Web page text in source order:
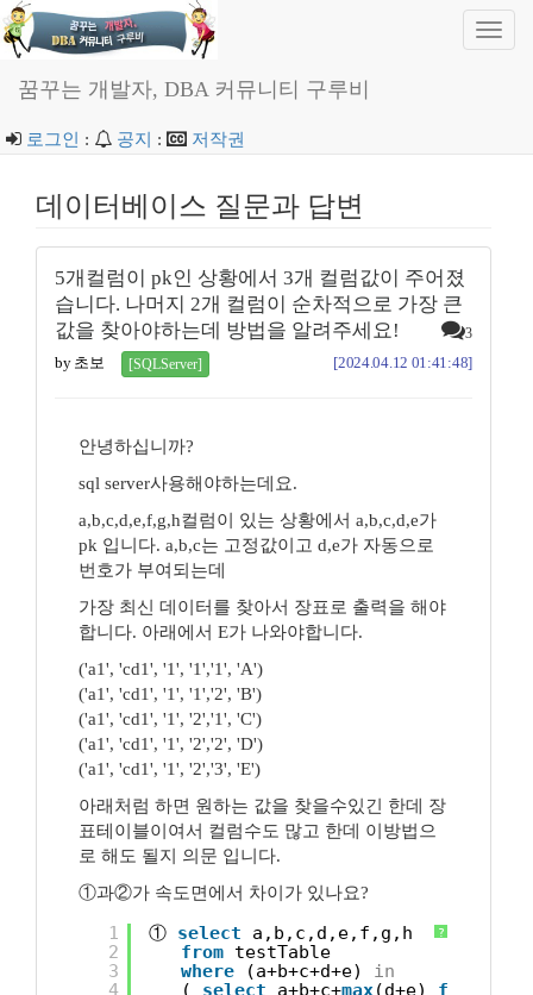
꿈꾸는 개발자, DBA 커뮤니티 구루비
로그인 : 공지 : 저작권
데이터베이스 질문과 답변
5개컬럼이 pk인 상황에서 3개 컬럼값이 주어졌
습니다. 나머지 2개 컬럼이 순차적으로 가장 큰
값을 찾아야하는데 방법을 알려주세요!
3
by 초보 [SQLServer] [2024.04.12 01:41:48]
안녕하십니까?
sql server사용해야하는데요.
a,b,c,d,e,f,g,h컬럼이 있는 상황에서 a,b,c,d,e가
pk 입니다. a,b,c는 고정값이고 d,e가 자동으로
번호가 부여되는데
가장 최신 데이터를 찾아서 장표로 출력을 해야
합니다. 아래에서 E가 나와야합니다.
('a1', 'cd1', '1', '1','1', 'A')
('a1', 'cd1', '1', '1','2', 'B')
('a1', 'cd1', '1', '2','1', 'C')
('a1', 'cd1', '1', '2','2', 'D')
('a1', 'cd1', '1', '2','3', 'E')
아래처럼 하면 원하는 값을 찾을수있긴 한데 장
표테이블이여서 컬럼수도 많고 한데 이방법으
로 해도 될지 의문 입니다.
①과②가 속도면에서 차이가 있나요?
?
1
2
3
4
① select
a,b,c,d,e,f,g,h
from testTable
where
(a+b+c+d+e) in
( select a+b+c+max(d+e) from